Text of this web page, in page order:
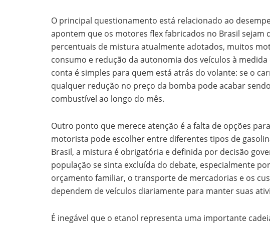
O principal questionamento está relacionado ao
apontem que os motores flex fabricados no Brasil sejam
percentuais de mistura atualmente adotados, muitos
consumo e redução da autonomia dos veículos à
conta é simples para quem está atrás do volante: se o
qualquer redução no preço da bomba pode acabar
combustível ao longo do mês.
Outro ponto que merece atenção é a falta de opções
motorista pode escolher entre diferentes tipos de
Brasil, a mistura é obrigatória e definida por decisão
população se sinta excluída do debate, especialmente
orçamento familiar, o transporte de mercadorias e os
dependem de veículos diariamente para manter suas
É inegável que o etanol representa uma importante